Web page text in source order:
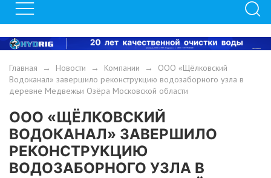
Главная → Новости → Компании → ООО «Щёлковский
Водоканал» завершило реконструкцию водозаборного узла в
деревне Медвежьи Озёра Московской области
ООО «ЩЁЛКОВСКИЙ
ВОДОКАНАЛ» ЗАВЕРШИЛО
РЕКОНСТРУКЦИЮ
ВОДОЗАБОРНОГО УЗЛА В